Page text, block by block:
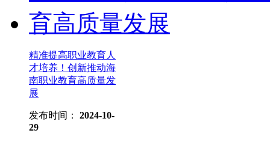
精准提高职业教育人
才培养！创新推动海
南职业教育高质量发
展
发布时间： 2024-10-
29